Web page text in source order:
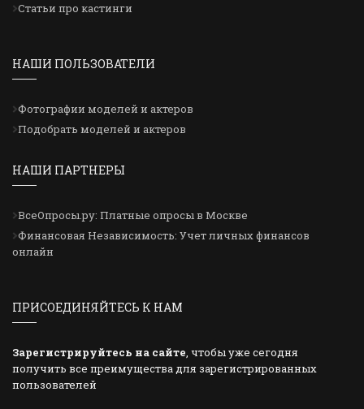
Статьи про кастинги
НАШИ ПОЛЬЗОВАТЕЛИ
Фотографии моделей и актеров
Подобрать моделей и актеров
НАШИ ПАРТНЕРЫ
ВсеОпросы.ру: Платные опросы в Москве
Финансовая Независимость: Учет личных финансов
онлайн
ПРИСОЕДИНЯЙТЕСЬ К НАМ
Зарегистрируйтесь на сайте, чтобы уже сегодня
получить все преимущества для зарегистрированных
пользователей